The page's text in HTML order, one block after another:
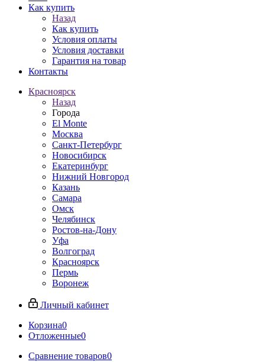
Как купить
Назад
Как купить
Условия оплаты
Условия доставки
Гарантия на товар
Контакты
Красноярск
Назад
Города
El Monte
Москва
Санкт-Петербург
Новосибирск
Екатеринбург
Нижний Новгород
Казань
Самара
Омск
Челябинск
Ростов-на-Дону
Уфа
Волгоград
Красноярск
Пермь
Воронеж
Личный кабинет
Корзина0
Отложенные0
Сравнение товаров0